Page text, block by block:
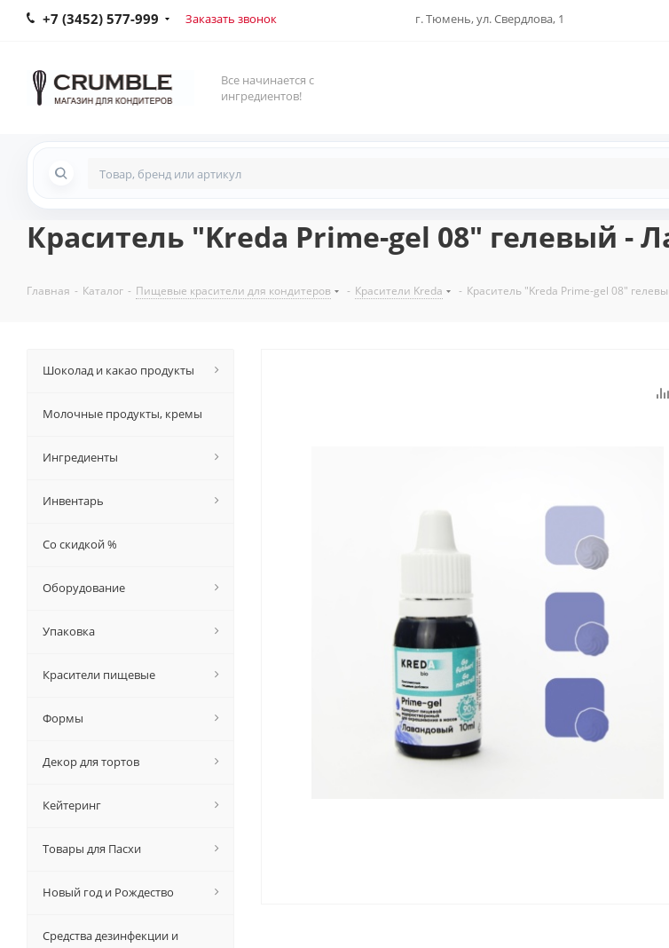
+7 (3452) 577-999 Заказать звонок г. Тюмень, ул. Свердлова, 1
Все начинается с
ингредиентов!
Краситель "Kreda Prime-gel 08" гелевый -
Главная - Каталог - Пищевые красители для кондитеров - Красители Kreda - Краситель "Kreda Prime-gel 08"
Шоколад и какао продукты
Молочные продукты, кремы
Ингредиенты
Инвентарь
Со скидкой %
Оборудование
Упаковка
Красители пищевые
Формы
Декор для тортов
Кейтеринг
Товары для Пасхи
Новый год и Рождество
Средства дезинфекции и